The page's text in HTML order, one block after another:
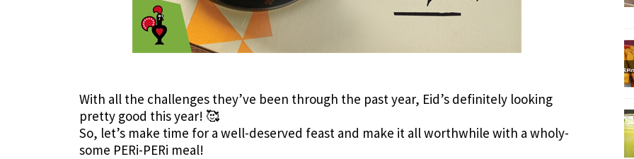
With all the challenges they’ve been through the past year, Eid’s definitely looking
pretty good this year! 🥰
So, let’s make time for a well-deserved feast and make it all worthwhile with a wholy-
some PERi-PERi meal!